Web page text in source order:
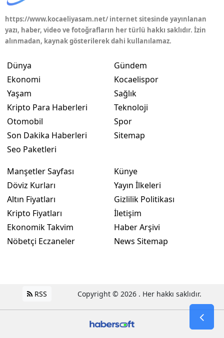
Giresun
Gümüşhane
Kars
Kayseri
Kocaeli
Konya
https://www.kocaeliyasam.net/ internet sitesinde yayınlanan
yazı, haber, video ve fotoğrafların her türlü hakkı saklıdır. İzin
alınmadan, kaynak gösterilerek dahi kullanılamaz.
Dünya
Ekonomi
Yaşam
Kripto Para Haberleri
Otomobil
Son Dakika Haberleri
Seo Paketleri
Gündem
Kocaelispor
Sağlık
Teknoloji
Spor
Sitemap
Manşetler Sayfası
Döviz Kurları
Altın Fiyatları
Kripto Fiyatları
Ekonomik Takvim
Nöbetçi Eczaneler
Künye
Yayın İlkeleri
Gizlilik Politikası
İletişim
Haber Arşivi
News Sitemap
RSS Copyright © 2026 . Her hakkı saklıdır.